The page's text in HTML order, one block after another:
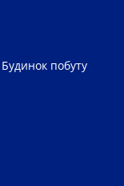
побуту